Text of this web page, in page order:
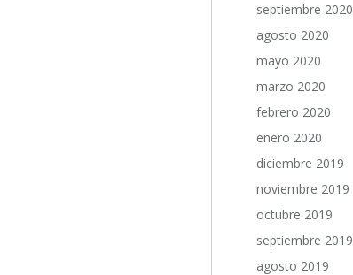
septiembre 2020
agosto 2020
mayo 2020
marzo 2020
febrero 2020
enero 2020
diciembre 2019
noviembre 2019
octubre 2019
septiembre 2019
agosto 2019